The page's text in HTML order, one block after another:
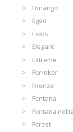
Durango
Egeo
Eidos
Elegant
Extreme
Ferroker
Firenze
Fontana
Fontana
Forest